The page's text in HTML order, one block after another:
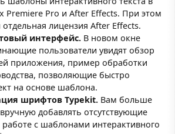
Premiere Pro и After Effects. При этом
отдельная лицензия After Effects.
интерфейс. В новом окне
пользователи увидят обзор
приложения, пример обработки
позволяющие быстро
на основе шаблона.
шрифтов Typekit. Вам больше
добавлять отсутствующие
с шаблонами интерактивного